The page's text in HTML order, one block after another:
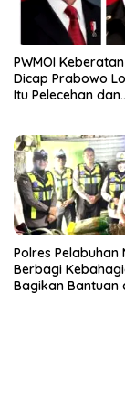
PWMOI
Dicap Prabowo
Itu Pelecehan dan
Polres Pelabuhan
Berbagi
Bagikan Bantuan